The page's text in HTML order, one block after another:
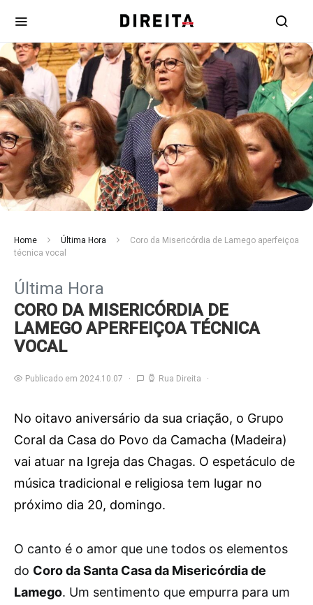
Home Última Hora
Coro da Misericórdia de Lamego aperfeiçoa
técnica vocal
Última Hora
CORO DA MISERICÓRDIA DE
LAMEGO APERFEIÇOA TÉCNICA
VOCAL
Publicado em 2024.10.07 Rua Direita
No oitavo aniversário da sua criação, o Grupo
Coral da Casa do Povo da Camacha (Madeira)
vai atuar na Igreja das Chagas. O espetáculo de
música tradicional e religiosa tem lugar no
próximo dia 20, domingo.
O canto é o amor que une todos os elementos
do Coro da Santa Casa da Misericórdia de
Lamego. Um sentimento que empurra para um